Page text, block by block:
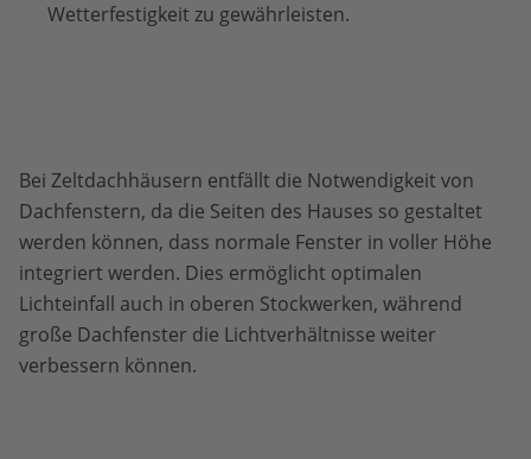
Wetterfestigkeit zu gewährleisten.
Bei Zeltdachhäusern entfällt die Notwendigkeit von
Dachfenstern, da die Seiten des Hauses so gestaltet
werden können, dass normale Fenster in voller Höhe
integriert werden. Dies ermöglicht optimalen
Lichteinfall auch in oberen Stockwerken, während
große Dachfenster die Lichtverhältnisse weiter
verbessern können.